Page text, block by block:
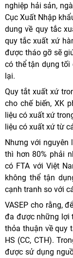
nghiệp hải sản,
Cục Xuất Nhập
dung về quy tắc
quy tắc xuất xứ
được tháo gỡ sẽ
có thể tận dụng
lại.
Quy tắt xuất xứ
cho chế biến, XK
liệu có xuất xứ
liệu có xuất xứ từ
Nhưng với nguyên
thì hơn 80% phải
có FTA với Việt
không thể tận
cạnh tranh so với
VASEP cho rằng,
đa được những lợi
thỏa thuận về quy
HS (CC, CTH).
được sử dụng